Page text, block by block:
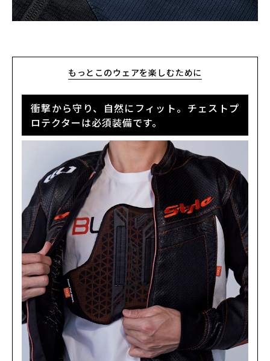
もっとこのウェアを楽しむために
衝撃から守り、自然にフィット。チェストプ
ロテクターは必須装備です。
BLACK/BLACK
M
(税込)
BLACK/BLACK
¥43,890
カートに入れる
BLUE
M
¥43,890 (税込)
カートに入れる
BLUE
L
¥43,890 (税込)
カートに入れる
BLUE
LL
¥43,890(税込)
カートに入れる
¥43,890(税込)
カートに入れる